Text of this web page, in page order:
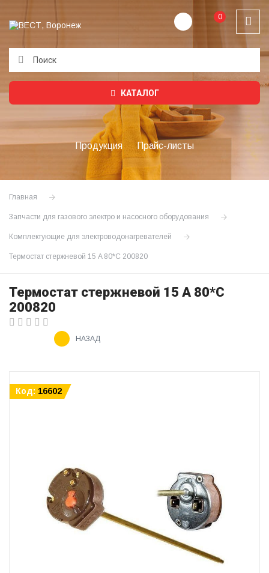
0
КАТАЛОГ
Продукция Прайс-листы
Главная
Запчасти для газового электро и насосного оборудования
Комплектующие для электроводонагревателей
Термостат стержневой 15 A 80*С 200820
Термостат стержневой 15 A 80*С
200820
НАЗАД
Код: 16602